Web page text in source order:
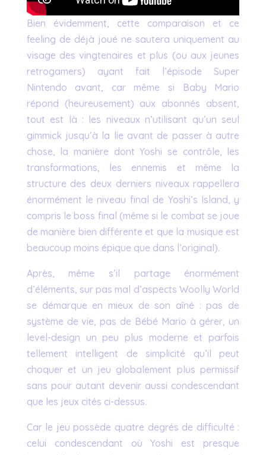
Bien évidemment, cette comparaison et ce
feeling de déjà joué ne sautera uniquement au
visage des vingtenaires et plus (ou aux jeunes
retrogamers) ayant fait l’épisode Super
Nintendo avant, car même si Baby Mario
répond (heureusement) aux abonnés absent,
tout est là : les niveaux n’utilisant qu’un seul
gimmick jusqu’à la lie avant de passer à autre
chose, la manière dont Yoshi se contrôle, les
transformations, les ennemis et même la
structure des deux derniers niveaux rappellera
énormément le niveau final de Yoshi’s Island, y
compris le boss final (même si le combat se joue
de manière bien différente et que la musique est
beaucoup moins épique que dans l’original).
Après, même s’il partage énormément
d’éléments, sur pas mal d’aspects Woolly World
se démarque en mieux de son aîné : pas de
système de vie, pas de Bébé Mario à gérer, un
level-design un peu plus moderne et parfois
tellement intelligent de simplicité qu’il peut
choquer et un jeu globalement plus permissif
sans pour autant devenir aussi condescendant
que les jeux cités ci-dessus.
Car le jeu possède quatre degrés de difficulté :
celui condescendant où Yoshi est presque